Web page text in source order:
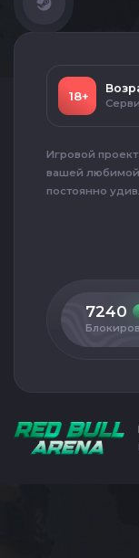
18+
Игровой проект
вашей любимой
постоянно
7240